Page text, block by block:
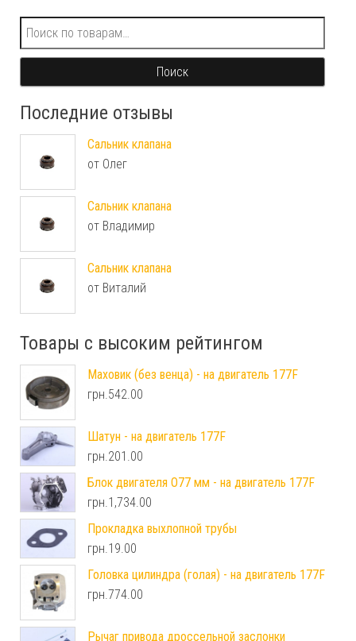
Искать:
Поиск
Последние отзывы
Сальник клапана
от Олег
Сальник клапана
от Владимир
Сальник клапана
от Виталий
Товары с высоким рейтингом
Маховик (без венца) - на двигатель 177F
грн.542.00
Шатун - на двигатель 177F
грн.201.00
Блок двигателя O77 мм - на двигатель 177F
грн.1,734.00
Прокладка выхлопной трубы
грн.19.00
Головка цилиндра (голая) - на двигатель 177F
грн.774.00
Рычаг привода дроссельной заслонки